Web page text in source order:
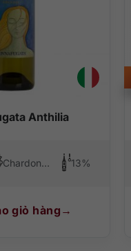
Anthilia
Chardonnay, Viognier, Ansonica 13%
giỏ hàng